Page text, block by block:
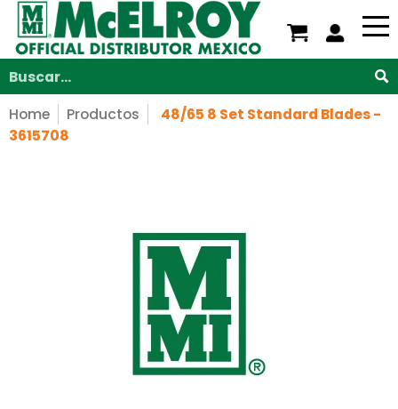
Saltar al contenido principal
Nosotros Servicios Productos Soporte
Buscar...
Home Productos
48/65 8 Set Standard Blades -
3615708